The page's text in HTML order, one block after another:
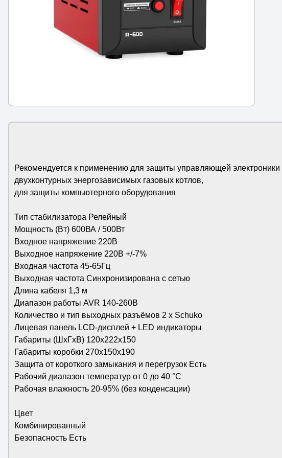
Рекомендуется к применению для защиты управляющей электроники
двухконтурных энергозависимых газовых котлов,
для защиты компьютерного оборудования
Тип стабилизатора Релейный
Мощность (Bт) 600ВА / 500Вт
Входное напряжение 220В
Выходное напряжение 220В +/-7%
Входная частота 45-65Гц
Выходная частота Синхронизирована с сетью
Длина кабеля 1,3 м
Диапазон работы AVR 140-260В
Количество и тип выходных разъёмов 2 х Schuko
Лицевая панель LCD-дисплей + LED индикаторы
Габариты (ШхГхВ) 120x222x150
Габариты коробки 270x150x190
Защита от короткого замыкания и перегрузок Есть
Рабочий диапазон температур от 0 до 40 °С
Рабочая влажность 20-95% (без конденсации)
Цвет
Комбинированный
Безопасность Есть